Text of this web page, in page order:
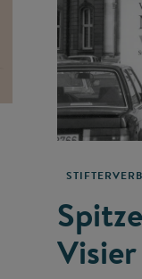
Visier